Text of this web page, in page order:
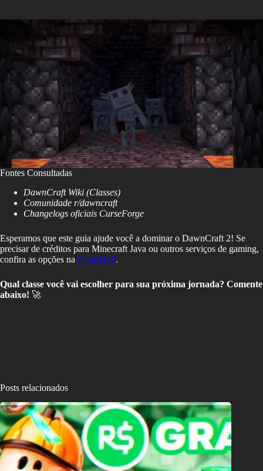
Fontes Consultadas
DawnCraft Wiki (Classes)
Comunidade r/dawncraft
Changelogs oficiais CurseForge
Esperamos que este guia ajude você a dominar o DawnCraft 2! Se
precisar de créditos para Minecraft Java ou outros serviços de gaming,
confira as opções na CoinsHub.
Qual classe você vai escolher para sua próxima jornada? Comente
abaixo! 🚀
Posts relacionados